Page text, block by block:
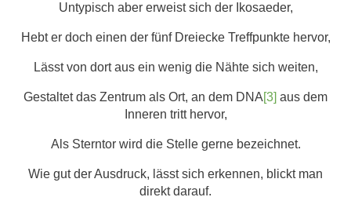
Untypisch aber erweist sich der Ikosaeder,
Hebt er doch einen der fünf Dreiecke Treffpunkte hervor,
Lässt von dort aus ein wenig die Nähte sich weiten,
Gestaltet das Zentrum als Ort, an dem DNA[3] aus dem
Inneren tritt hervor,
Als Sterntor wird die Stelle gerne bezeichnet.
Wie gut der Ausdruck, lässt sich erkennen, blickt man
direkt darauf.